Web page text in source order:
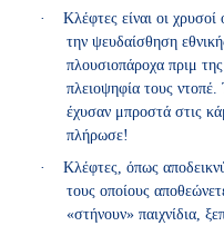
·
Κλέφτες είναι οι
την ψευδαίσθηση
πλουσιοπάροχα πριμ
πλειοψηφία τους
έχυσαν μπροστά στις
πλήρωσε!
·
Κλέφτες, όπως
τους οποίους
«στήνουν» παιχνίδια,